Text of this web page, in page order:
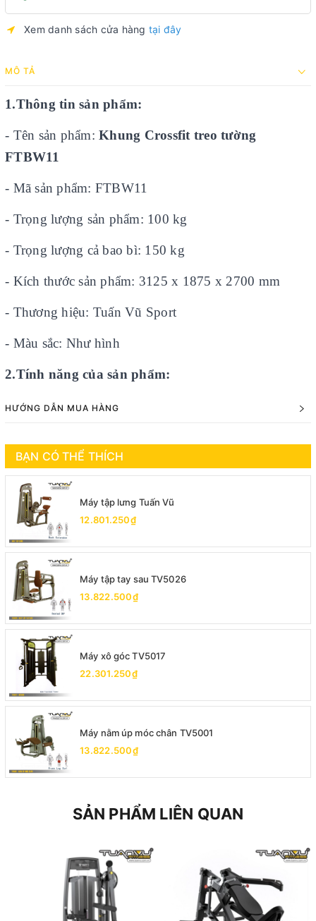
Xem danh sách cửa hàng tại đây
MÔ TẢ
1.Thông tin sản phẩm:
- Tên sản phẩm: Khung Crossfit treo tường
FTBW11
- Mã sản phẩm: FTBW11
- Trọng lượng sản phẩm: 100 kg
- Trọng lượng cả bao bì: 150 kg
- Kích thước sản phẩm: 3125 x 1875 x 2700 mm
- Thương hiệu: Tuấn Vũ Sport
- Màu sắc: Như hình
2.Tính năng của sản phẩm:
HƯỚNG DẪN MUA HÀNG
BẠN CÓ THỂ THÍCH
Máy tập lưng Tuấn Vũ
12.801.250₫
Máy tập tay sau TV5026
13.822.500₫
Máy xô góc TV5017
22.301.250₫
Máy nằm úp móc chân TV5001
13.822.500₫
SẢN PHẨM LIÊN QUAN